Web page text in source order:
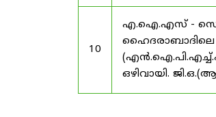
10
എ.ഐ.എസ് -
ഹൈദരാബാദിലെ
ഒഴിവായി.